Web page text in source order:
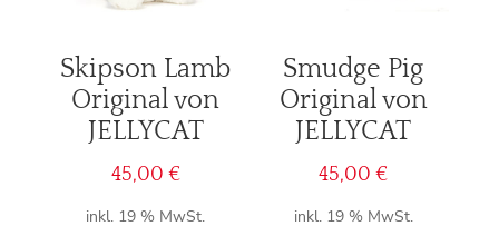
Skipson Lamb
Original von
JELLYCAT
45,00 €
inkl. 19 % MwSt.
Smudge Pig
Original von
JELLYCAT
45,00€
inkl. 19 % MwSt.